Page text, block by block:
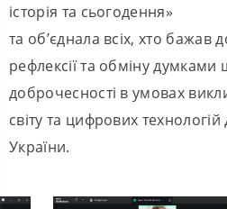
історія та сьогодення»
та об’єднала всіх, хто бажав
рефлексії та обміну думками
доброчесності в умовах
світу та цифрових
України.